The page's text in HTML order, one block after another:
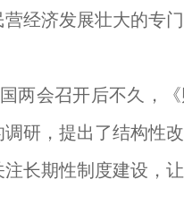
经济发展壮大的专
两会召开后不久，《
研，提出了结构性
长期性制度建设，